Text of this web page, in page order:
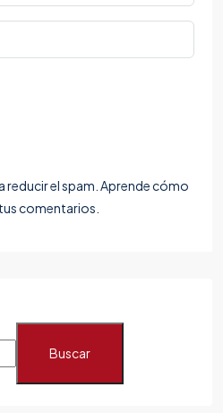
reducir el spam. Aprende cómo
comentarios.
Buscar